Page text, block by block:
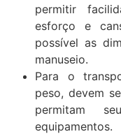
permitir
esforço e
possível as
manuseio.
Para o
peso, devem
permitam
equipamentos.